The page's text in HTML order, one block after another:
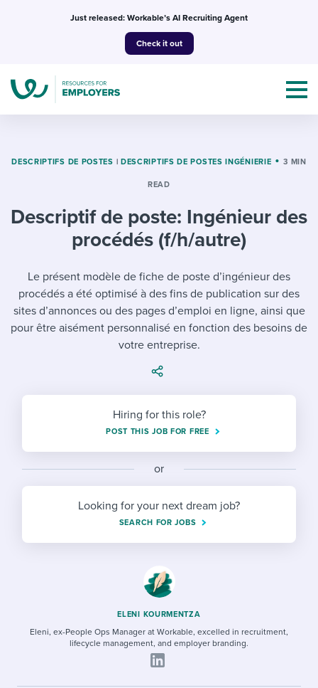
Just released: Workable’s AI Recruiting Agent
Check it out
Mobilizing AI in my work
Evaluating candidates
Developing & retaining people
Ensuring compliance
Finding and attracting people
Establishing an employer brand
Digitizing work processes
Candidate/employee experiences
Templates & Guides
I WANT...
Job description templates
Interview question templates
Onboarding checklists
Step-by-step tutorials
HR terms
Workable Academy
I WANT TO LEARN ABOUT...
Applying for a job
Pay & benefits
Overall career resources
Attend webinars & events
Workable customer stories
DESCRIPTIFS DE POSTES | DESCRIPTIFS DE POSTES INGÉNIERIE 3 MIN
READ
Descriptif de poste: Ingénieur des
procédés (f/h/autre)
Le présent modèle de fiche de poste d’ingénieur des
procédés a été optimisé à des fins de publication sur des
sites d’annonces ou des pages d’emploi en ligne, ainsi que
pour être aisément personnalisé en fonction des besoins de
votre entreprise.
Hiring for this role?
POST THIS JOB FOR FREE
or
Looking for your next dream job?
SEARCH FOR JOBS
ELENI KOURMENTZA
Eleni, ex-People Ops Manager at Workable, excelled in recruitment,
lifecycle management, and employer branding.